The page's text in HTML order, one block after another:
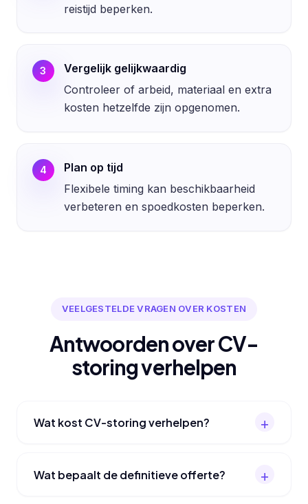
reistijd beperken.
3
Vergelijk gelijkwaardig
Controleer of arbeid, materiaal en extra
kosten hetzelfde zijn opgenomen.
4
Plan op tijd
Flexibele timing kan beschikbaarheid
verbeteren en spoedkosten beperken.
VEELGESTELDE VRAGEN OVER KOSTEN
Antwoorden over CV-
storing verhelpen
Wat kost CV-storing verhelpen?
Wat bepaalt de definitieve offerte?